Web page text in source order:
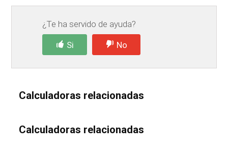
¿Te ha servido de ayuda?
Si No
Calculadoras relacionadas
Calculadoras relacionadas